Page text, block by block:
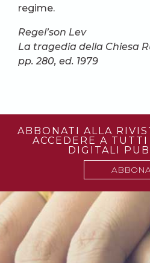
regime.
Regel’son Lev
La tragedia della Chiesa
pp. 280, ed. 1979
ABBONATI ALLA
ACCEDERE A
DIGITALI